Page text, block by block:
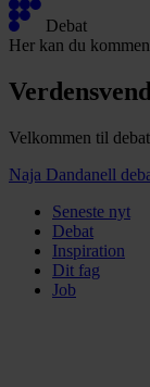
Debat
Her kan du
Velkommen til
Naja Dandanell
Seneste nyt
Debat
Inspiration
Dit fag
Job